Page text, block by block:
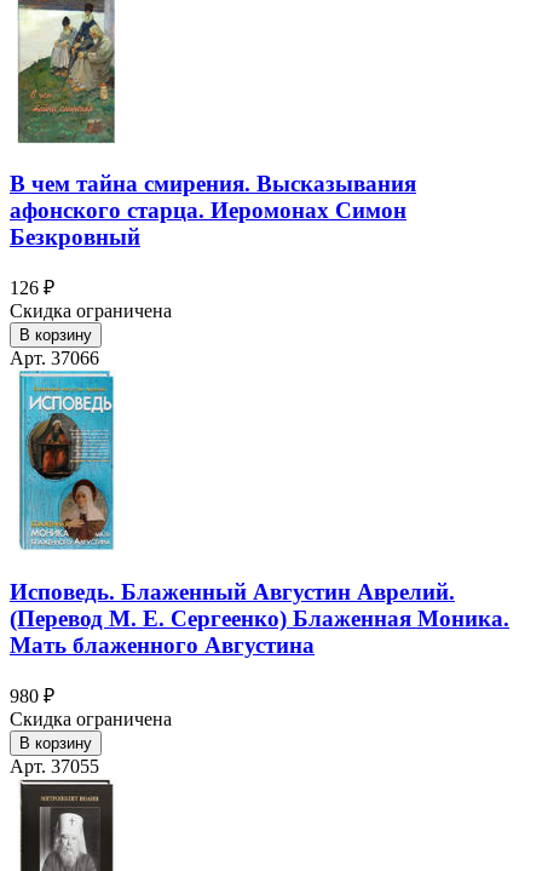
В чем тайна смирения. Высказывания
афонского старца. Иеромонах Симон
Безкровный
126 ₽
Скидка ограничена
В корзину
Арт. 37066
Исповедь. Блаженный Августин Аврелий.
(Перевод М. Е. Сергеенко) Блаженная Моника.
Мать блаженного Августина
980 ₽
Скидка ограничена
В корзину
Арт. 37055